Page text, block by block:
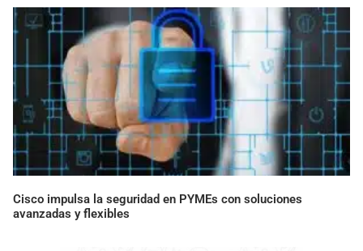
Cisco impulsa la seguridad en PYMEs con soluciones
avanzadas y flexibles